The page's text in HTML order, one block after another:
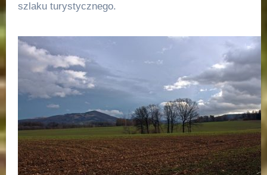
szlaku turystycznego.